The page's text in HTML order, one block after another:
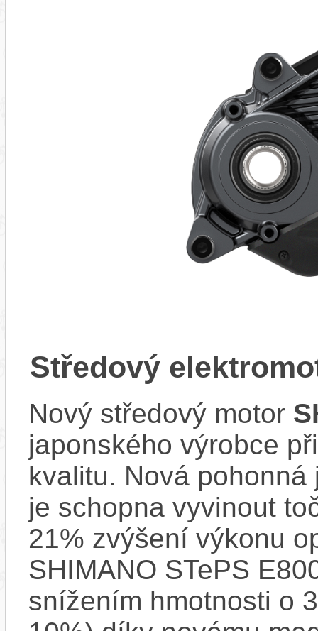
Středový
Nový středový motor
japonského výrobce
kvalitu. Nová
je schopna vyvinout
21% zvýšení výkonu
SHIMANO STePS
snížením hmotnosti o